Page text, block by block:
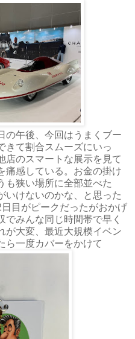
の午後、今回はうまくブー
きて割合スムーズにいっ
店のスマートな展示を見て
痛感している。お金の掛け
も狭い場所に全部並べた
いけないのかな、と思った
目がピークだったがおかげ
でみんな同じ時間帯で早く
が大変、最近大規模イベン
ら一度カバーをかけて